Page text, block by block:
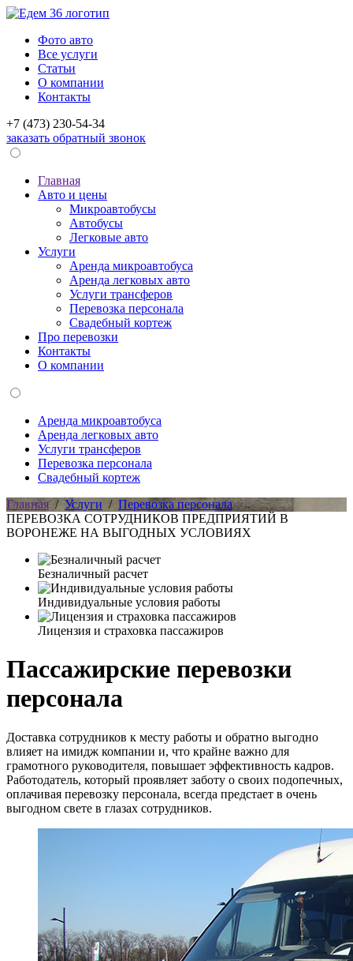
Фото авто
Все услуги
Статьи
О компании
Контакты
+7 (473) 230-54-34
заказать обратный звонок
Главная
Авто и цены
Микроавтобусы
Автобусы
Легковые авто
Услуги
Аренда микроавтобуса
Аренда легковых авто
Услуги трансферов
Перевозка персонала
Свадебный кортеж
Про перевозки
Контакты
О компании
Аренда микроавтобуса
Аренда легковых авто
Услуги трансферов
Перевозка персонала
Свадебный кортеж
Главная/ Услуги / Перевозка персонала
ПЕРЕВОЗКА СОТРУДНИКОВ ПРЕДПРИЯТИЙ В
ВОРОНЕЖЕ НА ВЫГОДНЫХ УСЛОВИЯХ
Безналичный расчет
Индивидуальные условия работы
Лицензия и страховка пассажиров
Пассажирские перевозки
персонала
Доставка сотрудников к месту работы и обратно выгодно
влияет на имидж компании и, что крайне важно для
грамотного руководителя, повышает эффективность кадров.
Работодатель, который проявляет заботу о своих подопечных,
оплачивая перевозку персонала, всегда предстает в очень
выгодном свете в глазах сотрудников.